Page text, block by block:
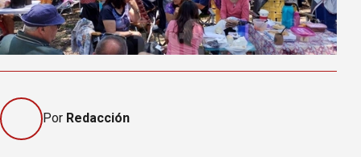
Por Redacción